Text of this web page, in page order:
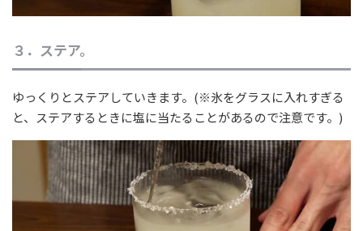
３．ステア。
ゆっくりとステアしていきます。(※氷をグラスに入れすぎる
と、ステアするときに塩に当たることがあるので注意です。)